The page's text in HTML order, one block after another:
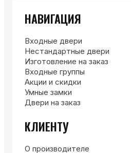
НАВИГАЦИЯ
Входные двери
Нестандартные двери
Изготовление на заказ
Входные группы
Акции и скидки
Умные замки
Двери на заказ
КЛИЕНТУ
О производителе